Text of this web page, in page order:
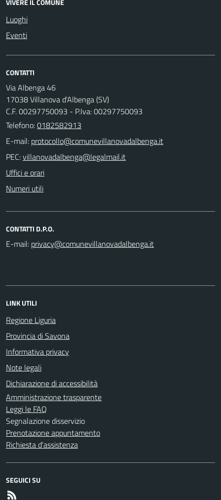
VIVERE IL COMUNE
Luoghi
Eventi
CONTATTI
Via Albenga 46
17038 Villanova d'Albenga (SV)
C.F. 00297750093 - P.Iva: 00297750093
Telefono:0182582913
E-mail:
PEC:
Uffici e orari
Numeri utili
CONTATTI D.P.O.
E-mail:
LINK UTILI
Regione Liguria
Provincia di Savona
Informativa privacy
Note legali
Dichiarazione di accessibilità
Amministrazione trasparente
Leggi le FAQ
Segnalazione disservizio
Prenotazione appuntamento
Richiesta d'assistenza
SEGUICI SU